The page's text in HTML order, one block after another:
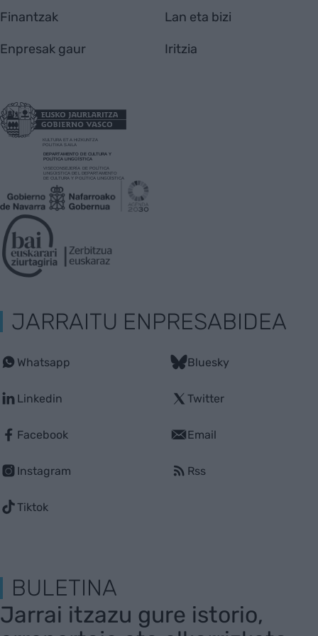
Finantzak
Enpresak gaur
Lan eta bizi
Iritzia
JARRAITU ENPRESABIDEA
Whatsapp
Linkedin
Facebook
Instagram
Tiktok
Bluesky
Twitter
Email
Rss
BULETINA
Jarrai itzazu gure istorio,